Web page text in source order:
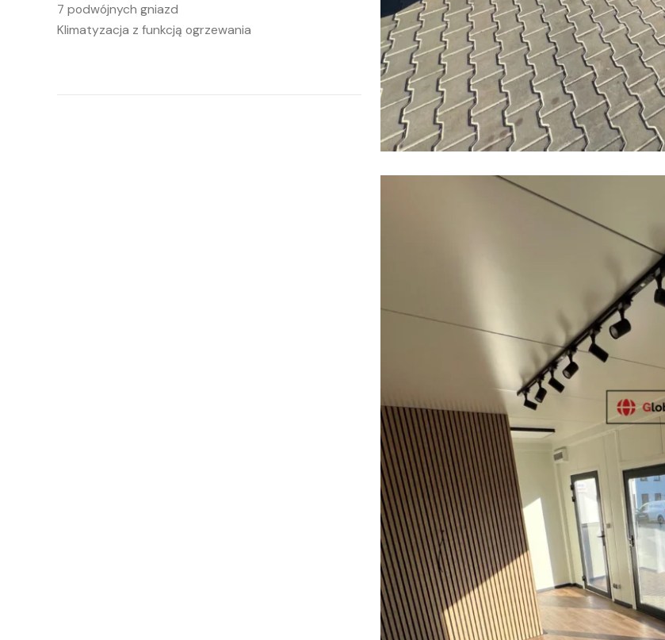
7 podwójnych gniazd
Klimatyzacja z funkcją ogrzewania